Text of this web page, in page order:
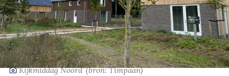
‘Kijkmiddag Noord’(bron: Timpaan)